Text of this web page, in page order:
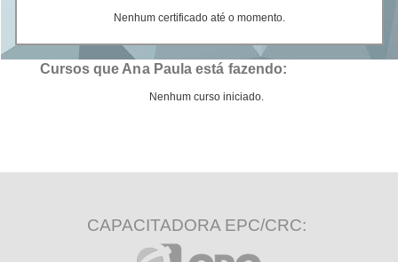
Nenhum certificado até o momento.
Cursos que Ana Paula está fazendo:
Nenhum curso iniciado.
CAPACITADORA EPC/CRC: